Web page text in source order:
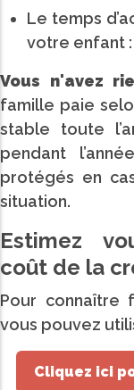
Le temps
votre enfant
Vous n'avez
famille paie
stable toute
pendant
protégés en
situation.
Estimez
coût de la
Pour connaître
vous pouvez
Cliquez ici